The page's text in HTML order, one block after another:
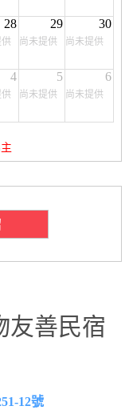
28 29
尚未提供
30
尚未提供
4 5
尚未提供
6
尚未提供
友善民宿
12號